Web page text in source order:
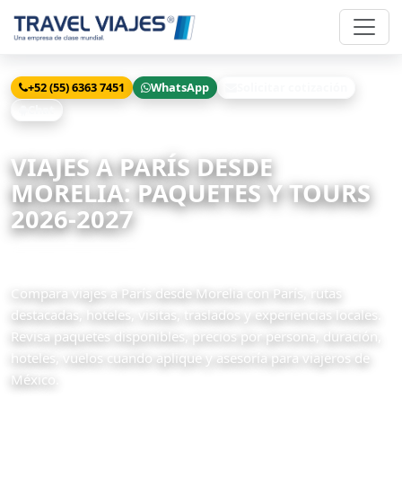
+52 (55) 6363 7451 WhatsApp
VIAJES A PARÍS DESDE
MORELIA: PAQUETES Y TOURS
2026-2027
Compara viajes a París desde Morelia con París, rutas
destacadas, hoteles, visitas, traslados y experiencias locales.
Revisa paquetes disponibles, precios por persona, duración,
hoteles, vuelos cuando aplique y asesoría para viajeros de
México.